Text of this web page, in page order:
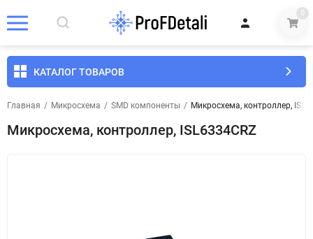
0
КАТАЛОГ ТОВАРОВ
Главная / Микросхема / SMD компоненты / Микросхема, контроллер,
Микросхема, контроллер, ISL6334CRZ